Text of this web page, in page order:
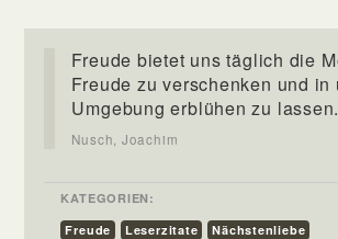
Freude bietet uns täglich die
Freude zu verschenken und in
Umgebung erblühen zu lassen.
Nusch, Joachim
KATEGORIEN:
Freude
Leserzitate Nächstenliebe